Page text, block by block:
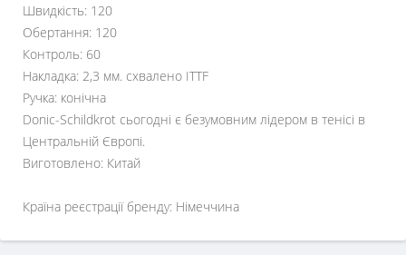
Швидкість: 120
Обертання: 120
Контроль: 60
Накладка: 2,3 мм. схвалено ITTF
Ручка: конічна
Donic-Schildkrot сьогодні є безумовним лідером в тенісі в
Центральній Європі.
Виготовлено: Китай
Країна реєстрації бренду: Німеччина